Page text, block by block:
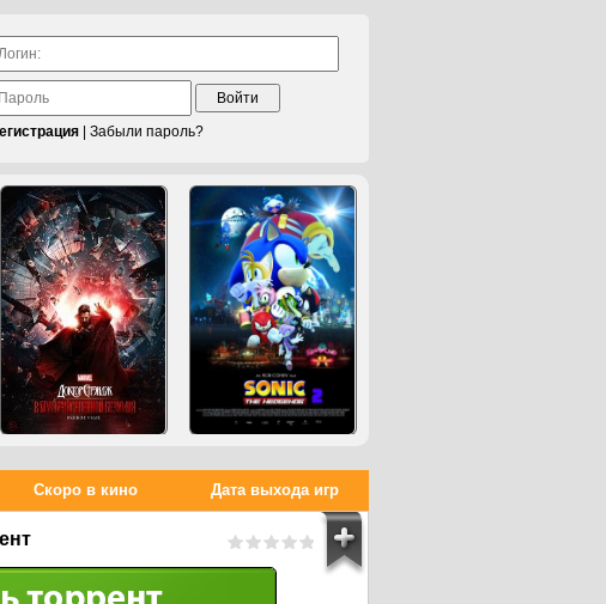
Войти
Забыли пароль?
Скоро в кино Дата выхода игр